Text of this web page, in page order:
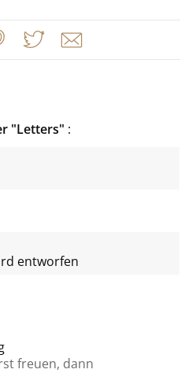
freuen, dann
"Letters"
entworfen